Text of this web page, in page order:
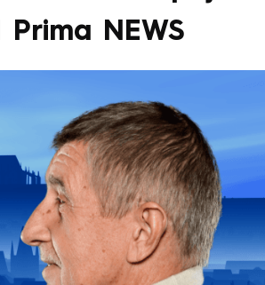
NEWS